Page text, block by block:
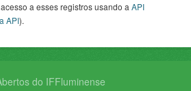
a esses registros usando aAPI
API).
do IFFluminense